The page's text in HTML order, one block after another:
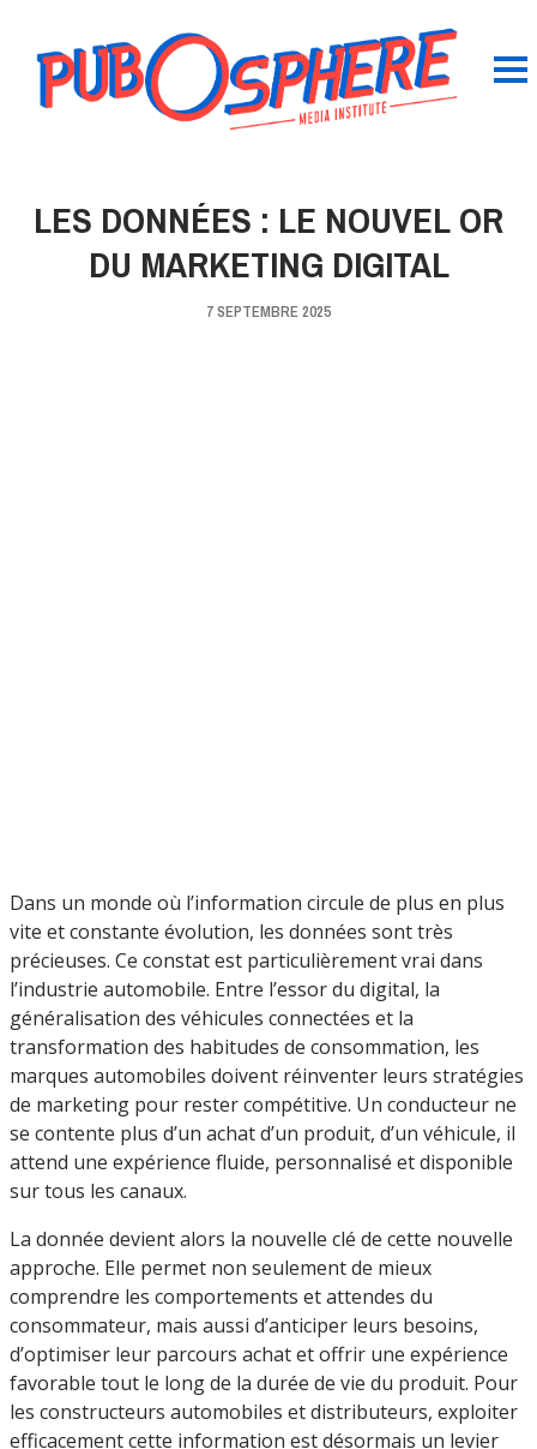
LES DONNÉES : LE NOUVEL OR
DU MARKETING DIGITAL
7 SEPTEMBRE 2025
Dans un monde où l’information circule de plus en plus
vite et constante évolution, les données sont très
précieuses. Ce constat est particulièrement vrai dans
l’industrie automobile. Entre l’essor du digital, la
généralisation des véhicules connectées et la
transformation des habitudes de consommation, les
marques automobiles doivent réinventer leurs stratégies
de marketing pour rester compétitive. Un conducteur ne
se contente plus d’un achat d’un produit, d’un véhicule, il
attend une expérience fluide, personnalisé et disponible
sur tous les canaux.
La donnée devient alors la nouvelle clé de cette nouvelle
approche. Elle permet non seulement de mieux
comprendre les comportements et attendes du
consommateur, mais aussi d’anticiper leurs besoins,
d’optimiser leur parcours achat et offrir une expérience
favorable tout le long de la durée de vie du produit. Pour
les constructeurs automobiles et distributeurs, exploiter
efficacement cette information est désormais un levier